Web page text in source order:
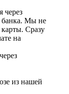
через
банка. Мы не
Сразу
на
из нашей